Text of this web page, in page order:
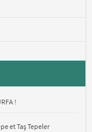
!
et Taş Tepeler